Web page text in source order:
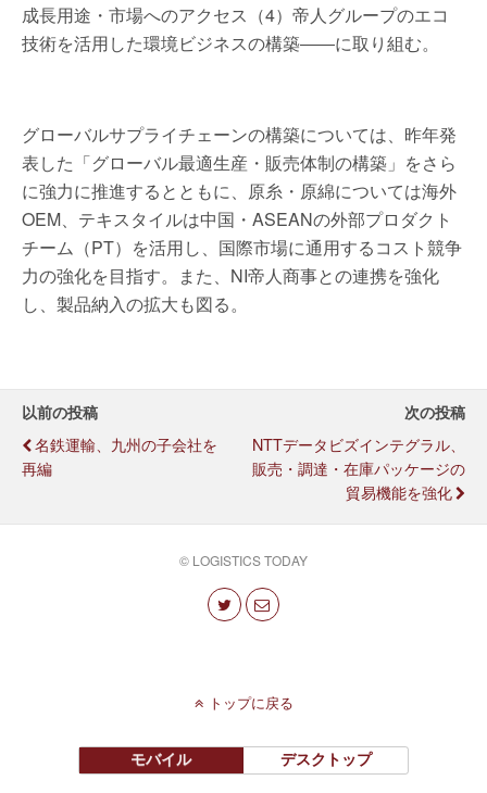
成長用途・市場へのアクセス（4）帝人グループのエコ
技術を活用した環境ビジネスの構築――に取り組む。
グローバルサプライチェーンの構築については、昨年発
表した「グローバル最適生産・販売体制の構築」をさら
に強力に推進するとともに、原糸・原綿については海外
OEM、テキスタイルは中国・ASEANの外部プロダクト
チーム（PT）を活用し、国際市場に通用するコスト競争
力の強化を目指す。また、NI帝人商事との連携を強化
し、製品納入の拡大も図る。
以前の投稿
名鉄運輸、九州の子会社を
再編
次の投稿
NTTデータビズインテグラル、
販売・調達・在庫パッケージの
貿易機能を強化
© LOGISTICS TODAY
トップに戻る
モバイル デスクトップ